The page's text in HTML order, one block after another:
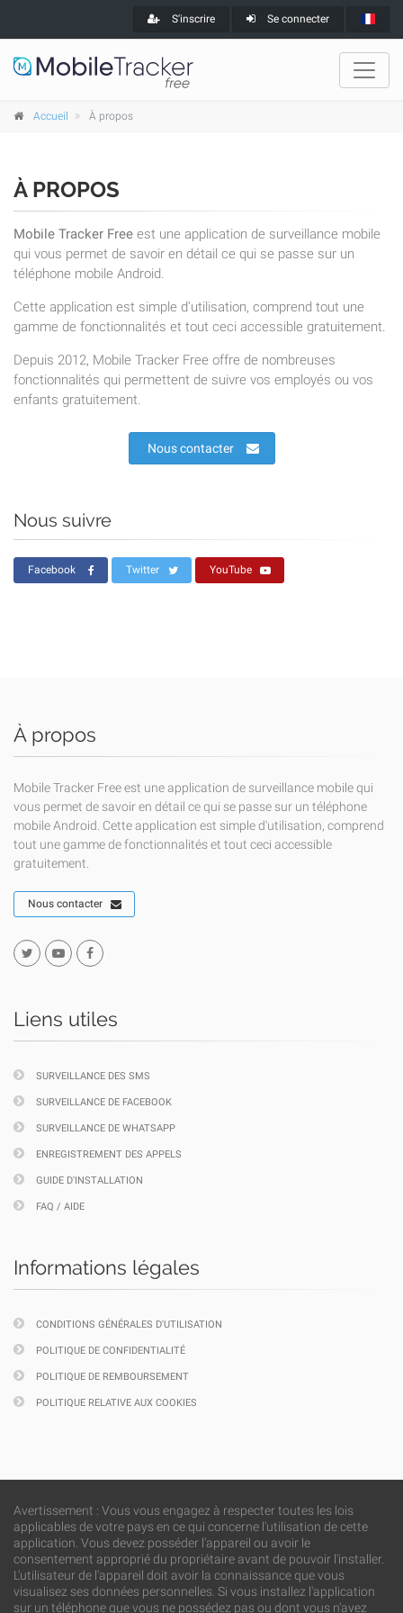
S'inscrire Se connecter
Accueil À propos
À PROPOS
Mobile Tracker Free est une application de surveillance mobile
qui vous permet de savoir en détail ce qui se passe sur un
téléphone mobile Android.
Cette application est simple d'utilisation, comprend tout une
gamme de fonctionnalités et tout ceci accessible gratuitement.
Depuis 2012, Mobile Tracker Free offre de nombreuses
fonctionnalités qui permettent de suivre vos employés ou vos
enfants gratuitement.
Nous contacter
Nous suivre
Facebook Twitter YouTube
À propos
Mobile Tracker Free est une application de surveillance mobile qui
vous permet de savoir en détail ce qui se passe sur un téléphone
mobile Android. Cette application est simple d'utilisation, comprend
tout une gamme de fonctionnalités et tout ceci accessible
gratuitement.
Nous contacter
Liens utiles
SURVEILLANCE DES SMS
SURVEILLANCE DE FACEBOOK
SURVEILLANCE DE WHATSAPP
ENREGISTREMENT DES APPELS
GUIDE D'INSTALLATION
FAQ / AIDE
Informations légales
CONDITIONS GÉNÉRALES D'UTILISATION
POLITIQUE DE CONFIDENTIALITÉ
POLITIQUE DE REMBOURSEMENT
POLITIQUE RELATIVE AUX COOKIES
Avertissement : Vous vous engagez à respecter toutes les lois
applicables de votre pays en ce qui concerne l'utilisation de cette
application. Vous devez posséder l'appareil ou avoir le
consentement approprié du propriétaire avant de pouvoir l'installer.
L'utilisateur de l'appareil doit avoir la connaissance que vous
visualisez ses données personnelles. Si vous installez l'application
sur un téléphone que vous ne possédez pas ou dont vous n'avez